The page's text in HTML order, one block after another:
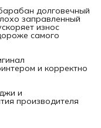
долговечный
заправленный
износ
самого
и корректно
и
производителя